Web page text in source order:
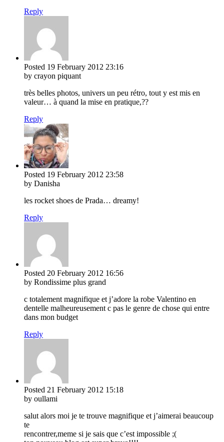
Reply
Posted 19 February 2012 23:16
by crayon piquant
très belles photos, univers un peu rétro, tout y est mis en
valeur… à quand la mise en pratique,??
Reply
Posted 19 February 2012 23:58
by Danisha
les rocket shoes de Prada… dreamy!
Reply
Posted 20 February 2012 16:56
by Rondissime plus grand
c totalement magnifique et j’adore la robe Valentino en
dentelle malheureusement c pas le genre de chose qui entre
dans mon budget
Reply
Posted 21 February 2012 15:18
by oullami
salut alors moi je te trouve magnifique et j’aimerai beaucoup
te
rencontrer,meme si je sais que c’est impossible ;(